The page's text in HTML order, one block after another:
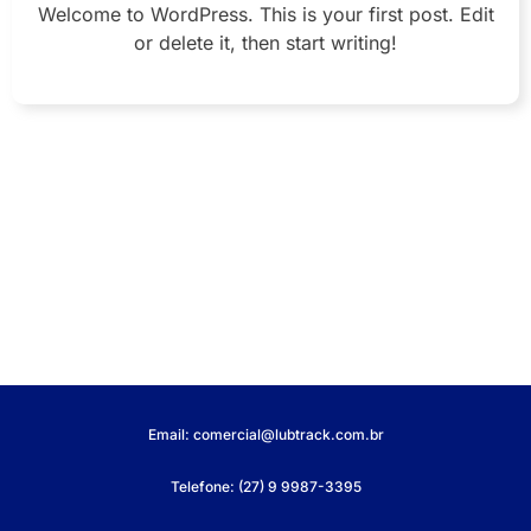
Welcome to WordPress. This is your first post. Edit
or delete it, then start writing!
Email: comercial@lubtrack.com.br
Telefone: (27) 9 9987-3395